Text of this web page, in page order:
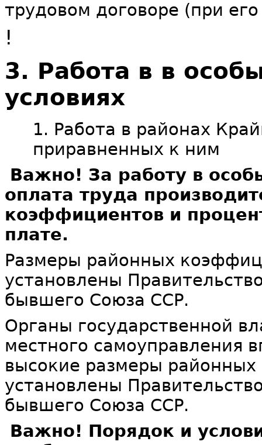
трудовом договоре (при
!
3. Работа в в
условиях
1. Работа в районах
приравненных к ним
Важно! За работу в
оплата труда
коэффициентов и
плате.
Размеры районных
установлены
бывшего Союза ССР.
Органы государственной
местного самоуправления
высокие размеры
установлены
бывшего Союза ССР.
Важно! Порядок и